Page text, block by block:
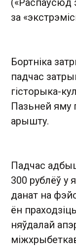
(«Распаўсюд
за
Бортніка
падчас
гісторыка-
Пазьней яму
арышту.
Падчас
300 рублёў у
данат на
ён
няўдалай